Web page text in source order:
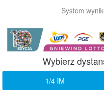
System
Wybierz
1/4 IM